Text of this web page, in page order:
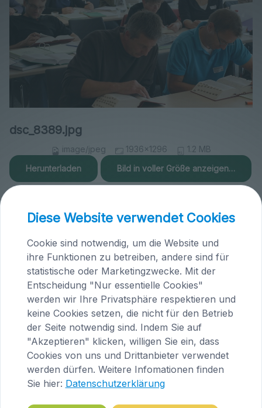
dsc_8389.jpg
image/jpeg 1936x1296
1.2 MB
Herunterladen
Bild in voller Größe anzeigen…
Praxis Maria Saal (Kärnten)
Brandlhof
Höfern 1
A-9063 Maria Saal
Österreich
04223 / 200 23
Routenplanung
Diese Website verwendet Cookies
Cookie sind notwendig, um die Website und
ihre Funktionen zu betreiben, andere sind für
statistische oder Marketingzwecke. Mit der
Entscheidung "Nur essentielle Cookies"
werden wir Ihre Privatsphäre respektieren und
keine Cookies setzen, die nicht für den Betrieb
der Seite notwendig sind. Indem Sie auf
"Akzeptieren" klicken, willigen Sie ein, dass
Cookies von uns und Drittanbieter verwendet
werden dürfen. Weitere Infomationen finden
Sie hier: Datenschutzerklärung